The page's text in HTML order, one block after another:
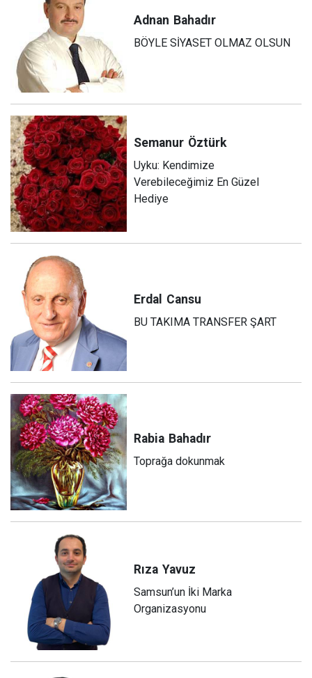
Adnan Bahadır
BÖYLE SİYASET OLMAZ OLSUN
Semanur Öztürk
Uyku: Kendimize
Verebileceğimiz En Güzel
Hediye
Erdal Cansu
BU TAKIMA TRANSFER ŞART
Rabia Bahadır
Toprağa dokunmak
Rıza Yavuz
Samsun’un İki Marka
Organizasyonu